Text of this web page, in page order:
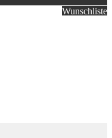
Wunschliste